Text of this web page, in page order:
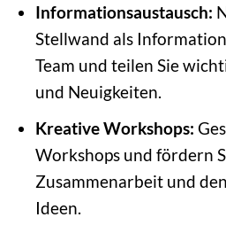
Informationsaustausch:
Stellwand als
Team und teilen Sie
und Neuigkeiten.
Kreative Workshops:
Workshops und fördern
Zusammenarbeit und
Ideen.